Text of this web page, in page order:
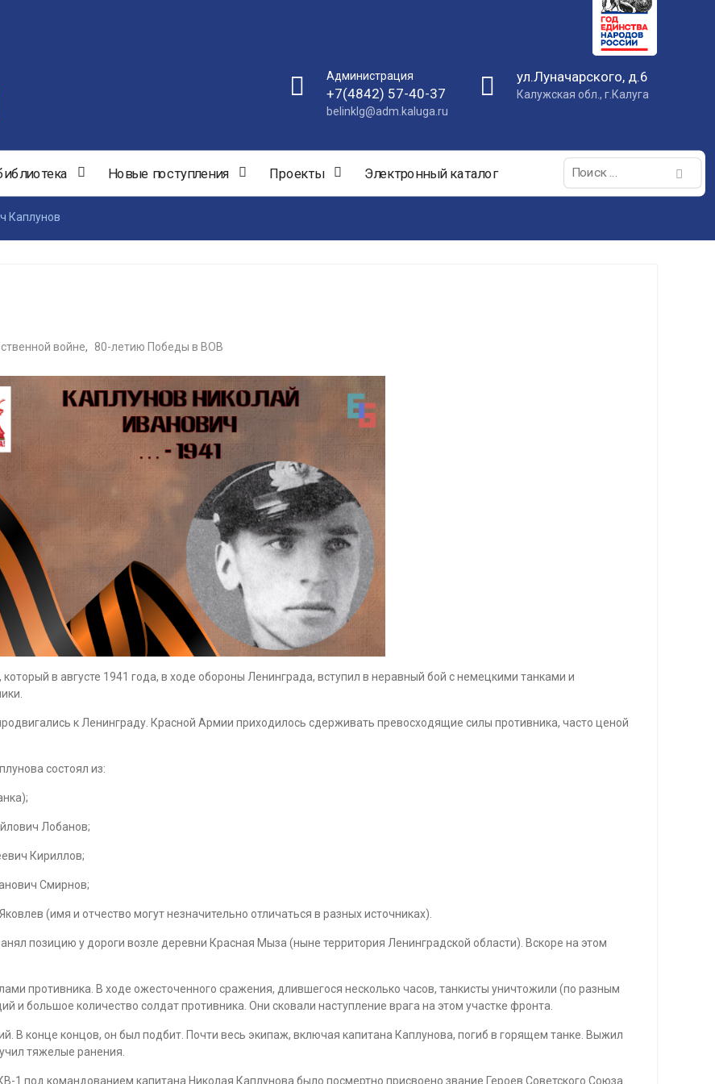
Администрация
+7(4842) 57-40-37
belinklg@adm.kaluga.ru
ул.Луначарского, д.6
Калужская обл., г.Калуга
Новые поступления Проекты Электронный каталог
Поиск:
Каплунов
войне, 80-летию Победы в ВОВ
в августе 1941 года, в ходе обороны Ленинграда, вступил в неравный бой с немецкими танками и
к Ленинграду. Красной Армии приходилось сдерживать превосходящие силы противника, часто ценой
состоял из:
Лобанов;
Кириллов;
Смирнов;
(имя и отчество могут незначительно отличаться в разных источниках).
позицию у дороги возле деревни Красная Мыза (ныне территория Ленинградской области). Вскоре на этом
противника. В ходе ожесточенного сражения, длившегося несколько часов, танкисты уничтожили (по разным
и большое количество солдат противника. Они сковали наступление врага на этом участке фронта.
В конце концов, он был подбит. Почти весь экипаж, включая капитана Каплунова, погиб в горящем танке. Выжил
тяжелые ранения.
1 под командованием капитана Николая Каплунова было посмертно присвоено звание Героев Советского Союза.